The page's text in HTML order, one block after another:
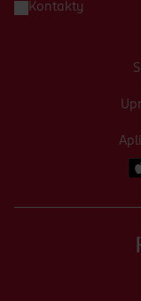
Kontakty